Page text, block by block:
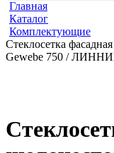
Главная
Каталог
Комплектующие
Стеклосетка
Gewebe 750 /